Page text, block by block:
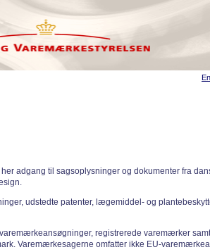
adgang til sagsoplysninger og dokumenter fra
udstedte patenter, lægemiddel- og
registrerede varemærker
Varemærkesagerne omfatter ikke EU-